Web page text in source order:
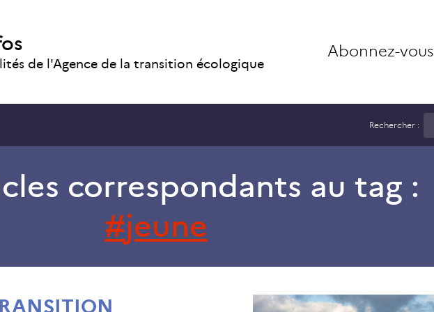
de l'Agence de la transition écologique
Abonnez-vous
Rechercher :
correspondants au tag :
jeune